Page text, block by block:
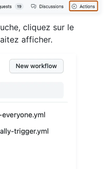
cliquez sur le
afficher.